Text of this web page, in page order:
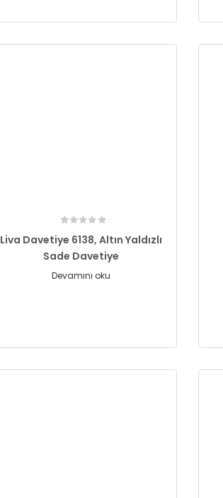
Liva Davetiye 6138, Altın Yaldızlı
Sade Davetiye
Devamını oku